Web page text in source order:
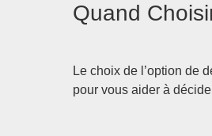
Quand
Le choix de l’option de
pour vous aider à